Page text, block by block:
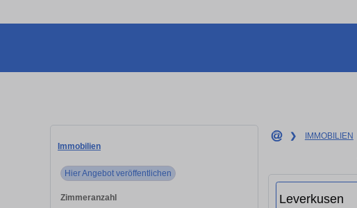
Immobilien
Hier Angebot veröffentlichen
Zimmeranzahl
❯ IMMOBILIEN